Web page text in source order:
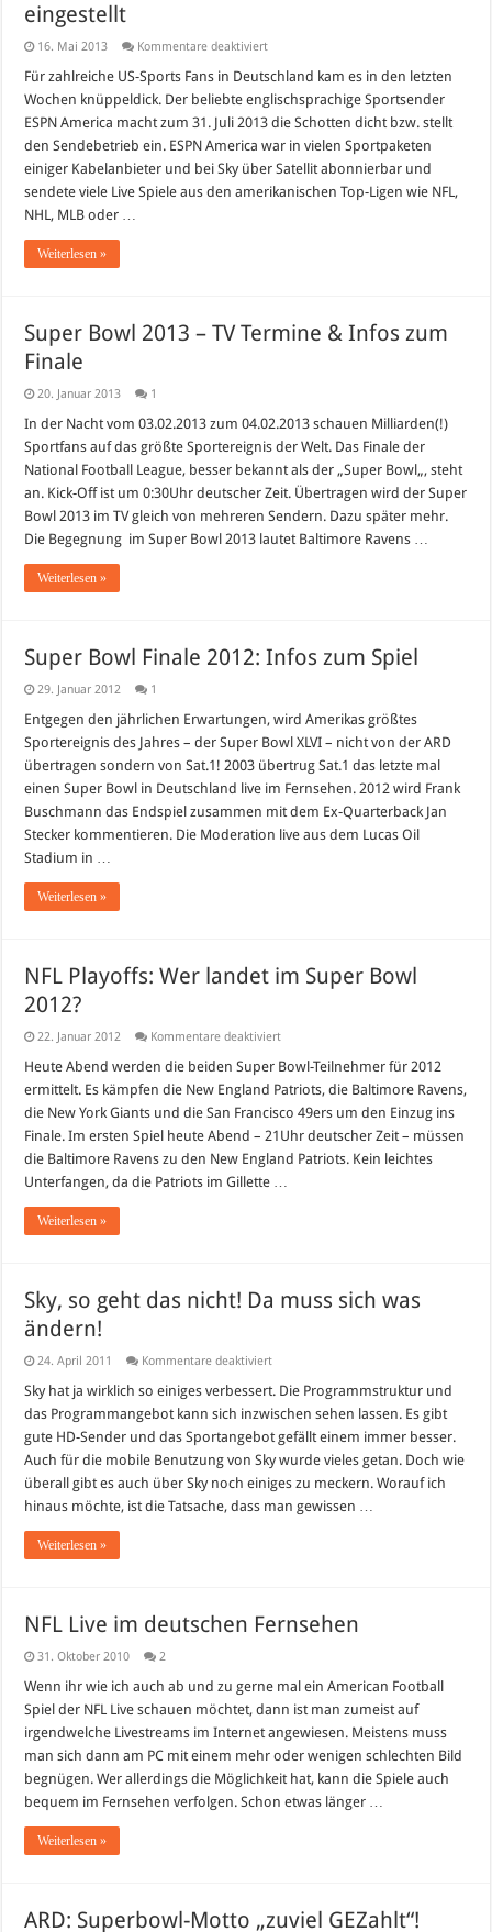
eingestellt
16. Mai 2013 Kommentare deaktiviertfür
America
zum
31.Juli
2013
eingestellt
Für zahlreiche US-Sports Fans in Deutschland kam es in den letzten
Wochen knüppeldick. Der beliebte englischsprachige Sportsender
ESPN America macht zum 31. Juli 2013 die Schotten dicht bzw. stellt
den Sendebetrieb ein. ESPN America war in vielen Sportpaketen
einiger Kabelanbieter und bei Sky über Satellit abonnierbar und
sendete viele Live Spiele aus den amerikanischen Top-Ligen wie NFL,
NHL, MLB oder …
Weiterlesen »
Super Bowl 2013 – TV Termine & Infos zum
Finale
20. Januar 2013 1
In der Nacht vom 03.02.2013 zum 04.02.2013 schauen Milliarden(!)
Sportfans auf das größte Sportereignis der Welt. Das Finale der
National Football League, besser bekannt als der „Super Bowl„, steht
an. Kick-Off ist um 0:30Uhr deutscher Zeit. Übertragen wird der Super
Bowl 2013 im TV gleich von mehreren Sendern. Dazu später mehr.
Die Begegnung im Super Bowl 2013 lautet Baltimore Ravens …
Weiterlesen »
Super Bowl Finale 2012: Infos zum Spiel
29. Januar 2012 1
Entgegen den jährlichen Erwartungen, wird Amerikas größtes
Sportereignis des Jahres – der Super Bowl XLVI – nicht von der ARD
übertragen sondern von Sat.1! 2003 übertrug Sat.1 das letzte mal
einen Super Bowl in Deutschland live im Fernsehen. 2012 wird Frank
Buschmann das Endspiel zusammen mit dem Ex-Quarterback Jan
Stecker kommentieren. Die Moderation live aus dem Lucas Oil
Stadium in …
Weiterlesen »
NFL Playoffs: Wer landet im Super Bowl
2012?
22. Januar 2012 Kommentare deaktiviertfür
Playoffs:
landet
im
Super
Bowl
2012?
Heute Abend werden die beiden Super Bowl-Teilnehmer für 2012
ermittelt. Es kämpfen die New England Patriots, die Baltimore Ravens,
die New York Giants und die San Francisco 49ers um den Einzug ins
Finale. Im ersten Spiel heute Abend – 21Uhr deutscher Zeit – müssen
die Baltimore Ravens zu den New England Patriots. Kein leichtes
Unterfangen, da die Patriots im Gillette …
Weiterlesen »
Sky, so geht das nicht! Da muss sich was
ändern!
24. April 2011 Kommentare deaktiviertfür
so
das
nicht!
Da
muss
was
ändern!
Sky hat ja wirklich so einiges verbessert. Die Programmstruktur und
das Programmangebot kann sich inzwischen sehen lassen. Es gibt
gute HD-Sender und das Sportangebot gefällt einem immer besser.
Auch für die mobile Benutzung von Sky wurde vieles getan. Doch wie
überall gibt es auch über Sky noch einiges zu meckern. Worauf ich
hinaus möchte, ist die Tatsache, dass man gewissen …
Weiterlesen »
NFL Live im deutschen Fernsehen
31. Oktober 2010 2
Wenn ihr wie ich auch ab und zu gerne mal ein American Football
Spiel der NFL Live schauen möchtet, dann ist man zumeist auf
irgendwelche Livestreams im Internet angewiesen. Meistens muss
man sich dann am PC mit einem mehr oder wenigen schlechten Bild
begnügen. Wer allerdings die Möglichkeit hat, kann die Spiele auch
bequem im Fernsehen verfolgen. Schon etwas länger …
Weiterlesen »
ARD: Superbowl-Motto „zuviel GEZahlt“!